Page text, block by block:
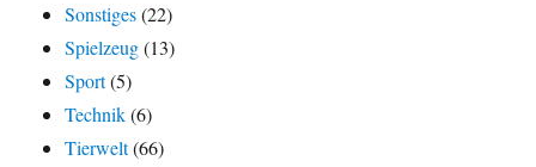
Sonstiges(22)
Spielzeug(13)
Sport(5)
Technik(6)
Tierwelt(66)